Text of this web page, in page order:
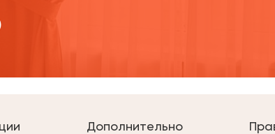
Дополнительно